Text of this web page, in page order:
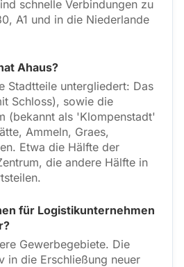
schnelle Verbindungen zu
A1 und in die Niederlande
Ahaus?
Stadtteile untergliedert: Das
Schloss), sowie die
(bekannt als 'Klompenstadt'
Ammeln, Graes,
Etwa die Hälfte der
die andere Hälfte in
für Logistikunternehmen
Gewerbegebiete. Die
in die Erschließung neuer